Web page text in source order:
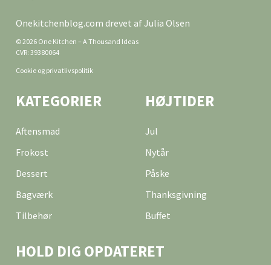
Onekitchenblog.com drevet af Julia Olsen
© 2026 One Kitchen – A Thousand Ideas
CVR: 39380064
Cookie og privatlivspolitik
KATEGORIER
Aftensmad
Frokost
Dessert
Bagværk
Tilbehør
HØJTIDER
Jul
Nytår
Påske
Thanksgivning
Buffet
HOLD DIG OPDATERET